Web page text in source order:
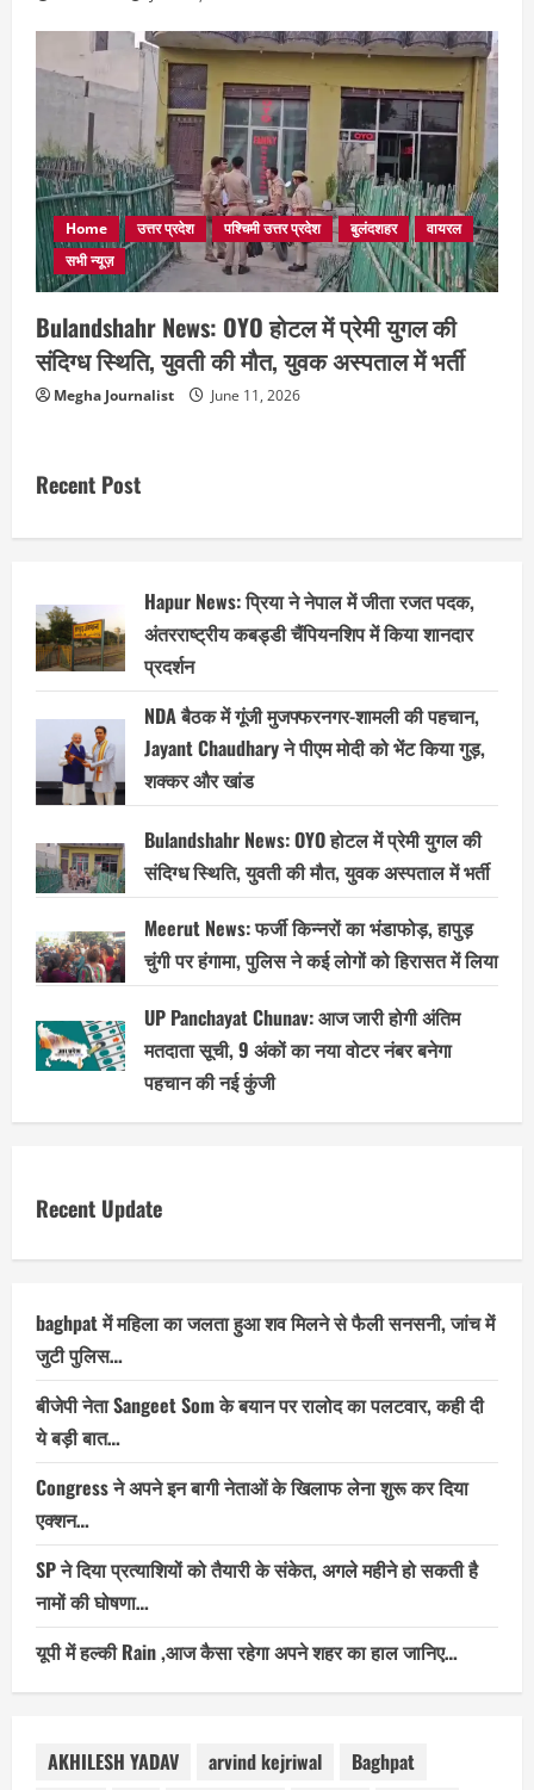
Home उत्तर प्रदेश पश्चिमी उत्तर प्रदेश बुलंदशहर
वायरल
सभी न्यूज़
Bulandshahr News: OYO होटल में प्रेमी युगल की
संदिग्ध स्थिति, युवती की मौत, युवक अस्पताल में भर्ती
Megha Journalist June 11, 2026
Recent Post
Hapur News: प्रिया ने नेपाल में जीता रजत पदक,
अंतरराष्ट्रीय कबड्डी चैंपियनशिप में किया शानदार
प्रदर्शन
NDA बैठक में गूंजी मुजफ्फरनगर-शामली की पहचान,
Jayant Chaudhary ने पीएम मोदी को भेंट किया गुड़,
शक्कर और खांड
Bulandshahr News: OYO होटल में प्रेमी युगल की
संदिग्ध स्थिति, युवती की मौत, युवक अस्पताल में भर्ती
Meerut News: फर्जी किन्नरों का भंडाफोड़, हापुड़
चुंगी पर हंगामा, पुलिस ने कई लोगों को हिरासत में लिया
UP Panchayat Chunav: आज जारी होगी अंतिम
मतदाता सूची, 9 अंकों का नया वोटर नंबर बनेगा
पहचान की नई कुंजी
Recent Update
baghpat में महिला का जलता हुआ शव मिलने से फैली सनसनी, जांच में
जुटी पुलिस…
बीजेपी नेता Sangeet Som के बयान पर रालोद का पलटवार, कही दी
ये बड़ी बात…
Congress ने अपने इन बागी नेताओं के खिलाफ लेना शुरू कर दिया
एक्शन…
SP ने दिया प्रत्याशियों को तैयारी के संकेत, अगले महीने हो सकती है
नामों की घोषणा…
यूपी में हल्की Rain ,आज कैसा रहेगा अपने शहर का हाल जानिए…
AKHILESH YADAV arvind kejriwal
Baghpat